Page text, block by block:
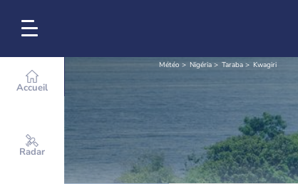
Accueil
Radar
Météo Nigéria Taraba Kwagiri